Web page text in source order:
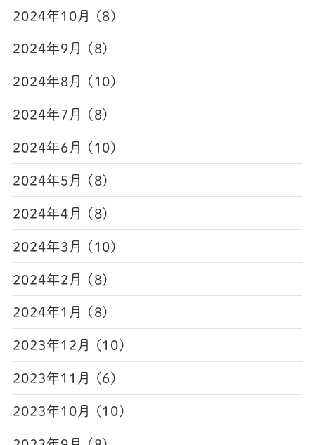
2024年10月 (8)
2024年9月 (8)
2024年8月 (10)
2024年7月 (8)
2024年6月 (10)
2024年5月 (8)
2024年4月 (8)
2024年3月 (10)
2024年2月 (8)
2024年1月 (8)
2023年12月 (10)
2023年11月 (6)
2023年10月 (10)